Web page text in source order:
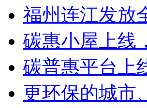
福州连江发放
碳惠小屋上线
碳普惠平台上
更环保的城市